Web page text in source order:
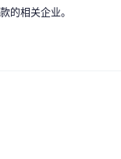
的相关企业。